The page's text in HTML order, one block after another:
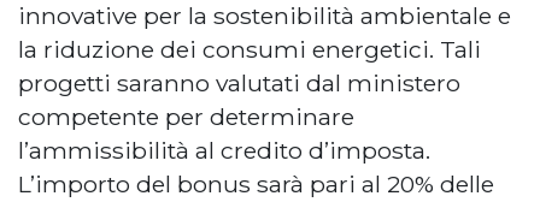
innovative per la sostenibilità ambientale e
la riduzione dei consumi energetici. Tali
progetti saranno valutati dal ministero
competente per determinare
l’ammissibilità al credito d’imposta.
L’importo del bonus sarà pari al 20% delle